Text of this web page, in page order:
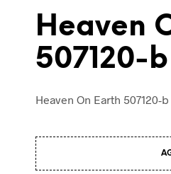
Heaven
507120-b
Heaven On Earth 507120-b